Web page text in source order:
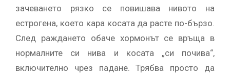
зачеването рязко се повишава нивото на
естрогена, което кара косата да расте по-бързо.
След раждането обаче хормонът се връща в
нормалните си нива и косата „си почива“,
включително чрез падане. Трябва просто да